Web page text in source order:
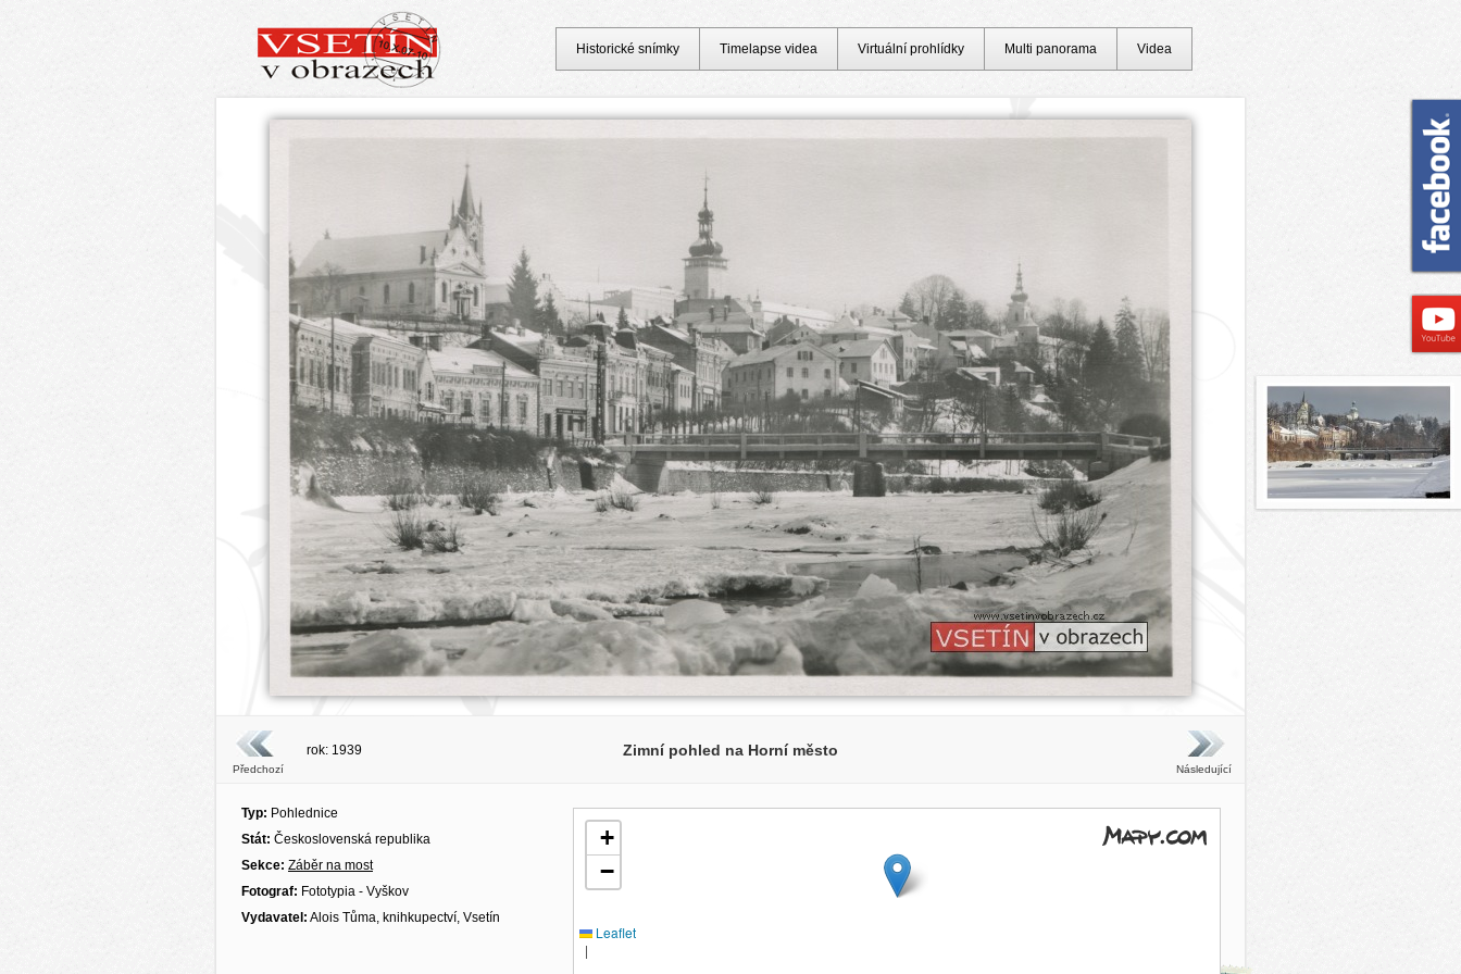
Předchozí
rok: 1939 Zimní pohled na Horní město
Následující
Typ: Pohlednice
Stát: Československá republika
Sekce: Záběr na most
Fotograf: Fototypia - Vyškov
Vydavatel: Alois Tůma, knihkupectví, Vsetín
+
−
Leaflet
|
Historické snímky Timelapse videa Virtuální prohlídky Multi panorama Videa